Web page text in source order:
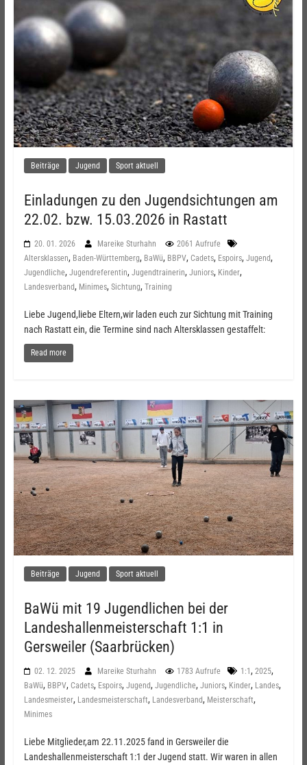
Beiträge Jugend Sport aktuell
Einladungen zu den Jugendsichtungen am
22.02. bzw. 15.03.2026 in Rastatt
20. 01. 2026 Mareike Sturhahn
2061 Aufrufe
Altersklassen, Baden-Württemberg, BaWü, BBPV, Cadets, Espoirs, Jugend,
Jugendliche, Jugendreferentin, Jugendtrainerin, Juniors, Kinder,
Landesverband, Minimes, Sichtung, Training
Liebe Jugend,liebe Eltern,wir laden euch zur Sichtung mit Training
nach Rastatt ein, die Termine sind nach Altersklassen gestaffelt:
Read more
Beiträge Jugend Sport aktuell
BaWü mit 19 Jugendlichen bei der
Landeshallenmeisterschaft 1:1 in
Gersweiler (Saarbrücken)
02. 12. 2025 Mareike Sturhahn 1783 Aufrufe 1:1 , 2025,
BaWü, BBPV, Cadets, Espoirs, Jugend, Jugendliche, Juniors, Kinder, Landes,
Landesmeister, Landesmeisterschaft, Landesverband, Meisterschaft,
Minimes
Liebe Mitglieder,am 22.11.2025 fand in Gersweiler die
Landeshallenmeisterschaft 1:1 der Jugend statt. Wir waren in allen